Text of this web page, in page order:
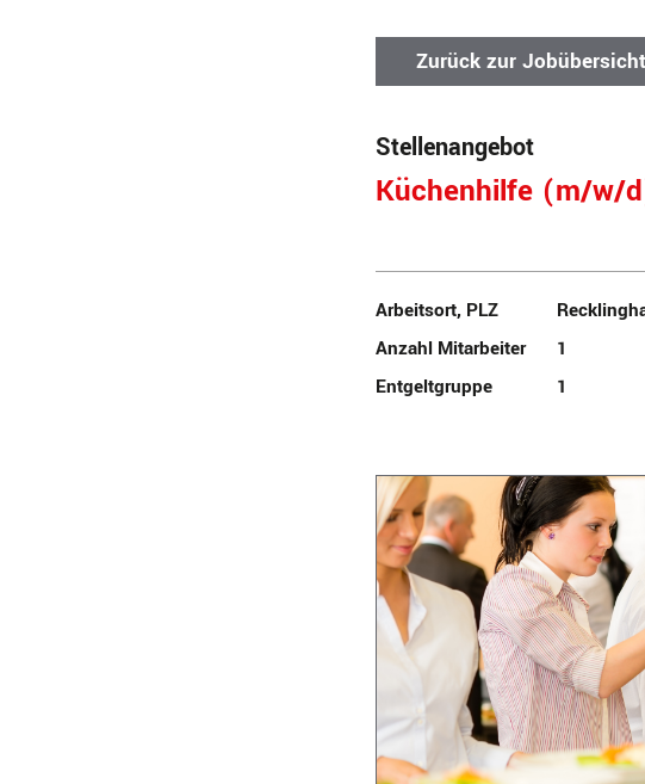
Zurück zur Jobübersicht
Stellenangebot
Küchenhilfe (m/w/
Arbeitsort, PLZ
Anzahl Mitarbeiter
1
Entgeltgruppe
1